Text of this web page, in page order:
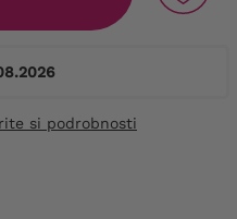
si podrobnosti